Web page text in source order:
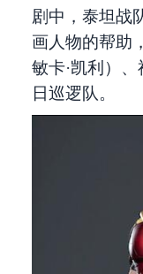
剧中，泰坦战
画人物的帮助
敏卡·凯利）
日巡逻队。